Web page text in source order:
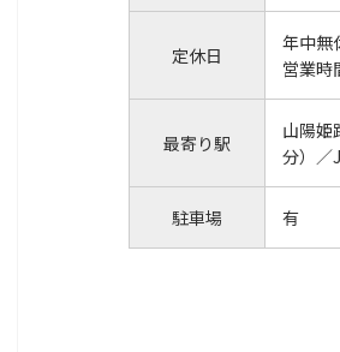
定休日
年中無
営業時
最寄り駅
山陽姫
分）
駐車場 有